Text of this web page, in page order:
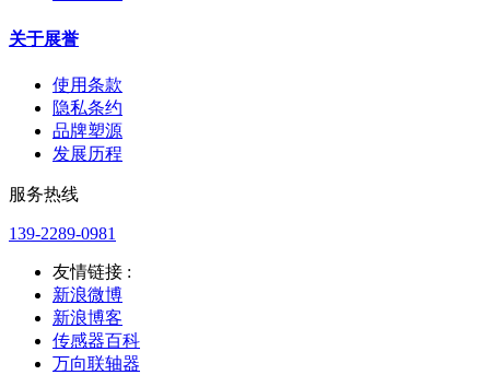
关于展誉
使用条款
隐私条约
品牌塑源
发展历程
服务热线
139-2289-0981
友情链接 :
新浪微博
新浪博客
传感器百科
万向联轴器